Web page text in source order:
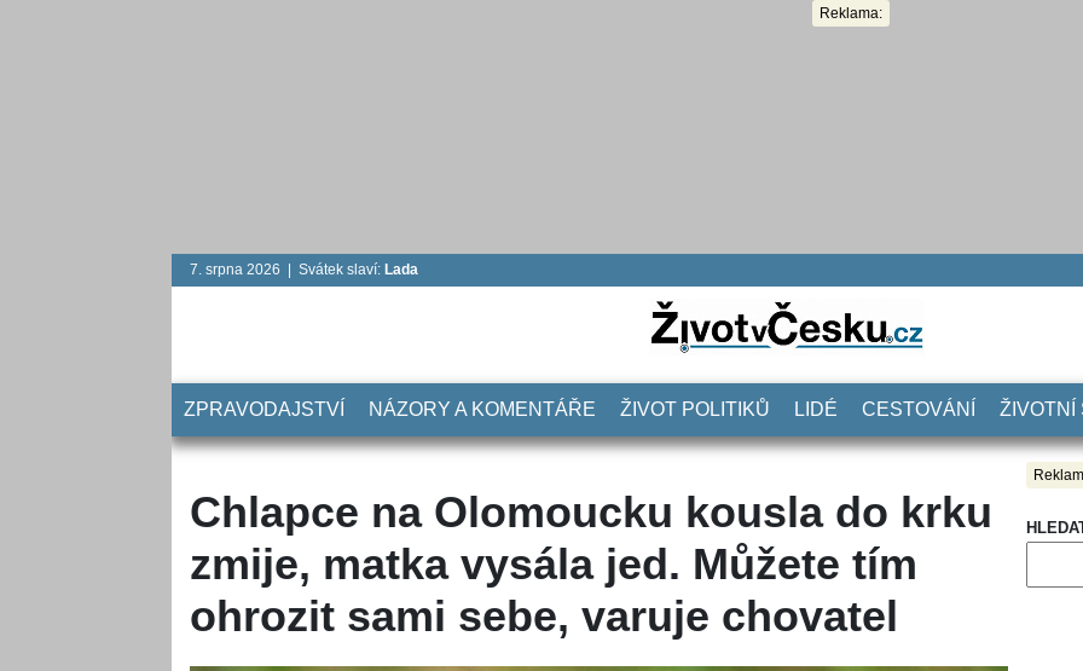
Reklama:
7. srpna 2026 | Svátek slaví: Lada
ZPRAVODAJSTVÍ NÁZORY A KOMENTÁŘE ŽIVOT POLITIKŮ LIDÉ CESTOVÁNÍ ŽIVOTNÍ
Chlapce na Olomoucku kousla do krku
zmije, matka vysála jed. Můžete tím
ohrozit sami sebe, varuje chovatel